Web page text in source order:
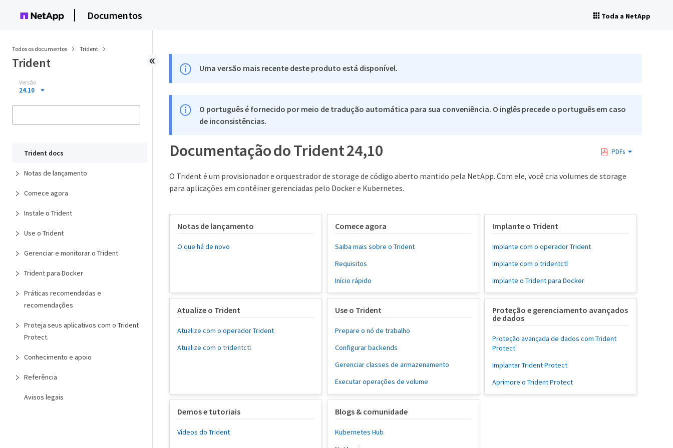
Documentos Toda a NetApp
Todos os documentos Trident
Trident
Versão
24.10
Trident docs
Notas de lançamento
Comece agora
Instale o Trident
Use o Trident
Gerenciar e monitorar o Trident
Trident para Docker
Práticas recomendadas e
recomendações
Proteja seus aplicativos com o Trident
Protect.
Conhecimento e apoio
Referência
Avisos legais
Uma versão mais recente deste produto está disponível.
O português é fornecido por meio de tradução automática para sua conveniência. O inglês precede o português em caso
de inconsistências.
Documentação do Trident 24,10 PDFs
O Trident é um provisionador e orquestrador de storage de código aberto mantido pela NetApp. Com ele, você cria volumes de storage
para aplicações em contêiner gerenciadas pelo Docker e Kubernetes.
Notas de lançamento
O que há de novo
Comece agora
Saiba mais sobre o Trident
Requisitos
Início rápido
Implante o Trident
Implante com o operador Trident
Implante com o tridentctl
Implante o Trident para Docker
Atualize o Trident
Atualize com o operador Trident
Atualize com o tridentctl
Use o Trident
Prepare o nó de trabalho
Configurar backends
Gerenciar classes de armazenamento
Executar operações de volume
Proteção e gerenciamento avançados
de dados
Proteção avançada de dados com Trident
Protect
Implantar Trident Protect
Aprimore o Trident Protect
Demos e tutoriais
Vídeos do Trident
Blogs & comunidade
Kubernetes Hub